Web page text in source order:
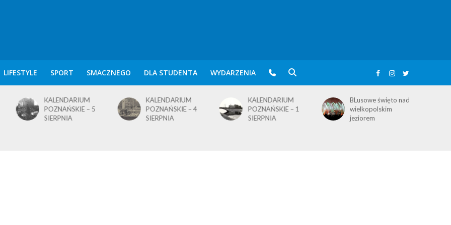
LIFESTYLE SPORT SMACZNEGO DLA STUDENTA WYDARZENIA
KALENDARIUM
POZNAŃSKIE – 5
SIERPNIA
KALENDARIUM
POZNAŃSKIE – 4
SIERPNIA
KALENDARIUM
POZNAŃSKIE – 1
SIERPNIA
BLusowe święto nad
wielkopolskim
jeziorem